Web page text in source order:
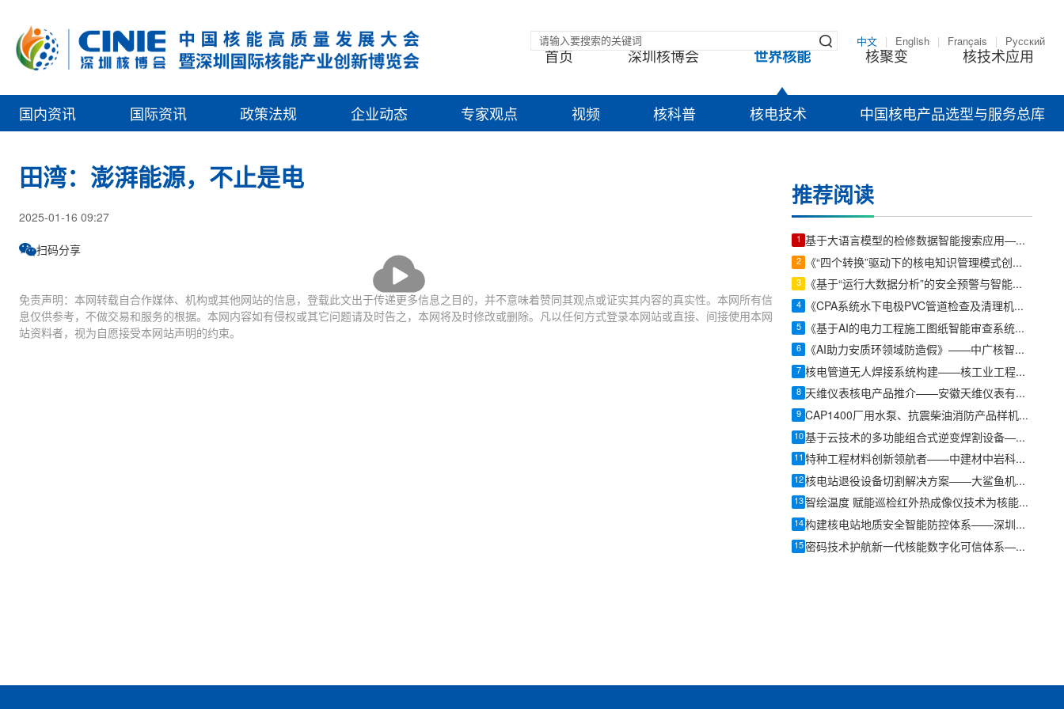
中文 English Français Русский
首页 深圳核博会 世界核能 核聚变 核技术应用
国内资讯 国际资讯 政策法规 企业动态 专家观点 视频 核科普 核电技术 中国核电产品选型与服务总库
田湾：澎湃能源，不止是电
2025-01-16 09:27
扫码分享
放
免责声明：本网转载自合作媒体、机构或其他网站的信息，登载此文出于传递更多信息之目的，并不意味着赞同其观点或证实其内容的真实性。本网所有信
息仅供参考，不做交易和服务的根据。本网内容如有侵权或其它问题请及时告之，本网将及时修改或删除。凡以任何方式登录本网站或直接、间接使用本网
站资料者，视为自愿接受本网站声明的约束。
推荐阅读
1 基于大语言模型的检修数据智能搜索应用——中广核智能科技(深圳)有限责任公司软件开发助理工程师廖锦颖
2 《“四个转换”驱动下的核电知识管理模式创新实践》——福建宁德核电有限公司文档主曾工程师苏方伟
3 《基于“运行大数据分析”的安全预警与智能运维系统》——大唐潜江清洁能源有限公司慧唐储能电站负责人戴迎根
4 《CPA系统水下电极PVC管道检查及清理机器人》——中广核核电运营有限公司发电机主任工程师陈俊达
5 《基于AI的电力工程施工图纸智能审查系统》——国能河北沧东发电有限责任公司北京构力科技有限公司 BIM曾理咨询罗晟威
6 《AI助力安质环领域防造假》——中广核智能科技(深圳)有限责任公司工程师黄创涛
7 核电管道无人焊接系统构建——核工业工程研究设计有限公司焊接研究所特种焊接研究中心副主任任静心
8 天维仪表核电产品推介——安徽天维仪表有限公司销售总监周文文
9 CAP1400厂用水泵、抗震柴油消防产品样机研制与应用——湖南耐普泵业股份有限公司总裁周红
10 基于云技术的多功能组合式逆变焊割设备——深圳市佳士科技股份有限公司佳士工业总经理韩建
11 特种工程材料创新领航者——中建材中岩科技有限公司北京分公司副总经理霍海洋
12 核电站退役设备切割解决方案——大鲨鱼机械科技核退役事业部吴清祥
13 智绘温度 赋能巡检红外热成像仪技术为核能巡检注入新力量——优利德科技(中国)股份有限公司产品经理廖加廷
14 构建核电站地质安全智能防控体系——深圳市安泰数据监测科技有限公司技术总监李娜
15 密码技术护航新一代核能数字化可信体系——北京海泰方圆科技股份有限公司海泰方圆安全研发中心总经理安晓江